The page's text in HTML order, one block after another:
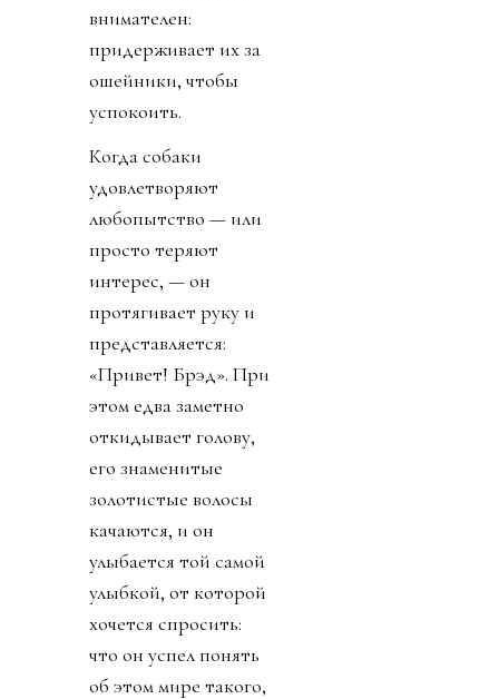
внимателен:
придерживает их за
ошейники, чтобы
успокоить.
Когда собаки
удовлетворяют
любопытство — или
просто теряют
интерес, — он
протягивает руку и
представляется:
«Привет! Брэд». При
этом едва заметно
откидывает голову,
его знаменитые
золотистые волосы
качаются, и он
улыбается той самой
улыбкой, от которой
хочется спросить:
что он успел понять
об этом мире такого,